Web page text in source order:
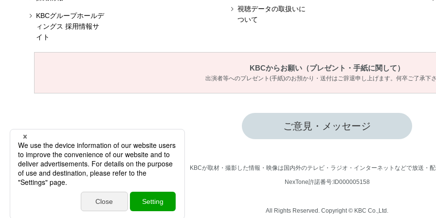
KBCグループホールデ
ィングス 採用情報サ
イト
視聴データの取扱いに
ついて
KBCからお願い （プレゼント・手紙に関して）
出演者等へのプレゼント(手紙)のお預かり・送付はご辞退申し上げます。何卒ご了承下さ
ご意見・メッセージ
KBCが取材・撮影した情報・映像は国内外のテレビ・ラジオ・インターネットなどで放送・配
NexTone許諾番号:ID000005158
All Rights Reserved. Copyright © KBC Co.,Ltd.